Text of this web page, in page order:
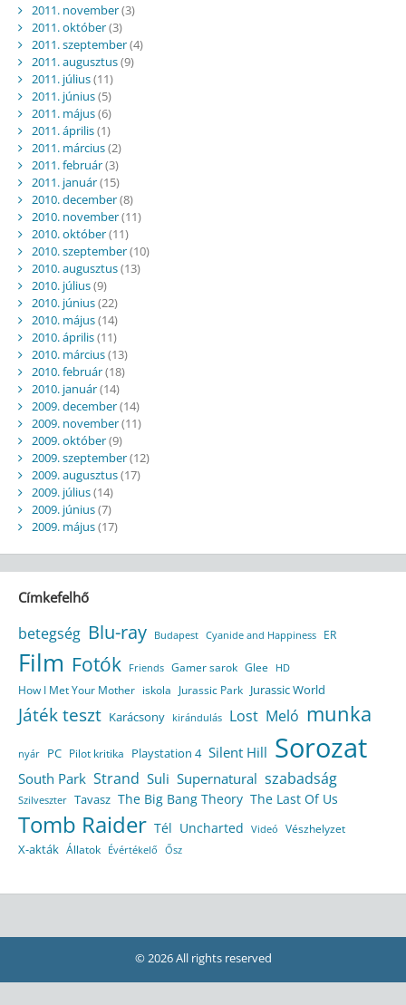
2011. november(3)
2011. október(3)
2011. szeptember(4)
2011. augusztus(9)
2011. július(11)
2011. június(5)
2011. május(6)
2011. április(1)
2011. március(2)
2011. február(3)
2011. január(15)
2010. december(8)
2010. november(11)
2010. október(11)
2010. szeptember(10)
2010. augusztus(13)
2010. július(9)
2010. június(22)
2010. május(14)
2010. április(11)
2010. március(13)
2010. február(18)
2010. január(14)
2009. december(14)
2009. november(11)
2009. október(9)
2009. szeptember(12)
2009. augusztus(17)
2009. július(14)
2009. június(7)
2009. május(17)
Címkefelhő
betegség Blu-ray Budapest Cyanide and Happiness ER
Film Fotók Friends Gamer sarok Glee HD
How I Met Your Mother iskola Jurassic Park Jurassic World
Játék teszt Karácsony kirándulás Lost Meló munka
nyár PC Pilot kritika Playstation 4 Silent Hill Sorozat
South Park Strand Suli Supernatural szabadság
Szilveszter Tavasz The Big Bang Theory The Last Of Us
Tomb Raider Tél Uncharted Videó Vészhelyzet
X-akták Állatok Évértékelő Ősz
© 2026 All rights reserved